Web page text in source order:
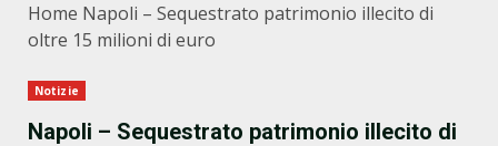
Home Napoli – Sequestrato patrimonio illecito di
oltre 15 milioni di euro
Notizie
Napoli – Sequestrato patrimonio illecito di